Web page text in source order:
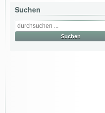
Suchen